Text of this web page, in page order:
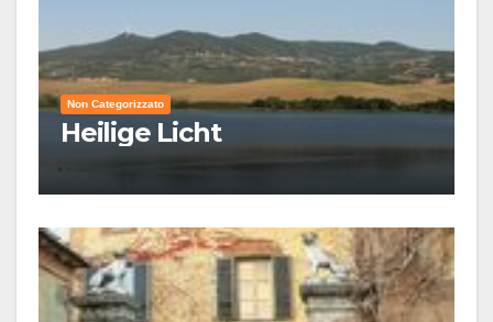
Non Categorizzato
Heilige Licht